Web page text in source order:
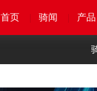
首页 骑闻 产品
首页 骑闻 产品
首页 骑闻 产品
首页 骑闻 产品